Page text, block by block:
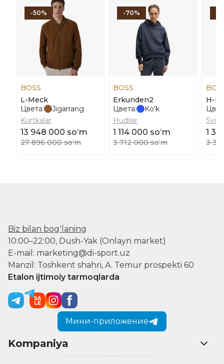
-50%
BOSS
L-Meck
Цвета:
Jigarrang
Kurtkalar
13 948 000 soʻm
27 896 000 soʻm
-70%
BOSS
Erkunden2
Цвета:
Ko'k
Hudilar
1 114 000 soʻm
3 712 000 soʻm
H-
1
3
Biz bilan bogʻlaning
10:00–22:00, Dush-Yak (Onlayn market)
E-mail: marketing@di-sport.uz
Manzil: Toshkent shahri, A. Temur prospekti 60
Etalon ijtimoiy tarmoqlarda
Мини-приложение
Kompaniya